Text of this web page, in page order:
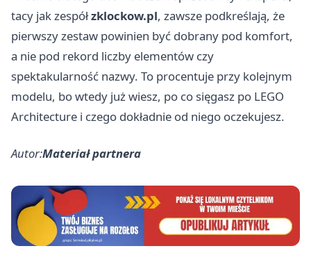
tacy jak zespółzklockow.pl, zawsze podkreślają, że
pierwszy zestaw powinien być dobrany pod komfort,
a nie pod rekord liczby elementów czy
spektakularność nazwy. To procentuje przy kolejnym
modelu, bo wtedy już wiesz, po co sięgasz po LEGO
Architecture i czego dokładnie od niego oczekujesz.
Autor:Materiał partnera